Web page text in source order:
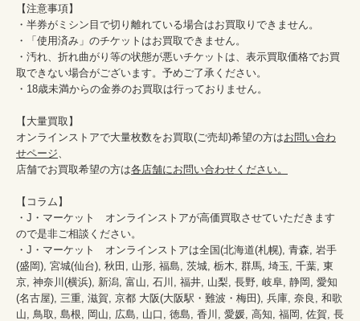
【注意事項】
・半券がミシン目で切り離れている場合はお買取りできません。
・「使用済み」のチケットはお買取できません。
・汚れ、折れ曲がり等の状態が悪いチケットは、表示買取価格でお買
取できない場合がございます。予めご了承ください。
・18歳未満からの金券のお買取は行っておりません。
【大量買取】
オンラインストアで大量枚数をお買取(ご売却)希望の方はお問い合わ
せページ
店舗でお買取希望の方は各店舗にお問い合わせください。
【コラム】
・J・マーケット　オンラインストアが高価買取させていただきます
ので是非ご相談ください。
・J・マーケット　オンラインストアは全国(北海道(札幌), 青森, 岩手
(盛岡), 宮城(仙台), 秋田, 山形, 福島, 茨城, 栃木, 群馬, 埼玉, 千葉, 東
京, 神奈川(横浜), 新潟, 富山, 石川, 福井, 山梨, 長野, 岐阜, 静岡, 愛知
(名古屋), 三重, 滋賀, 京都 大阪(大阪駅・難波・梅田), 兵庫, 奈良, 和歌
山, 鳥取, 島根, 岡山, 広島, 山口, 徳島, 香川, 愛媛, 高知, 福岡, 佐賀, 長